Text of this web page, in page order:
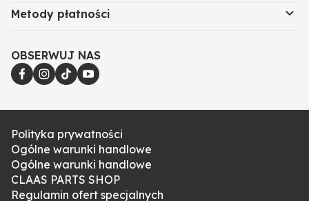
Metody płatności
OBSERWUJ NAS
Polityka prywatności
Ogólne warunki handlowe
Ogólne warunki handlowe
CLAAS PARTS SHOP
Regulamin ofert specjalnych